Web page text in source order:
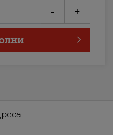
- +